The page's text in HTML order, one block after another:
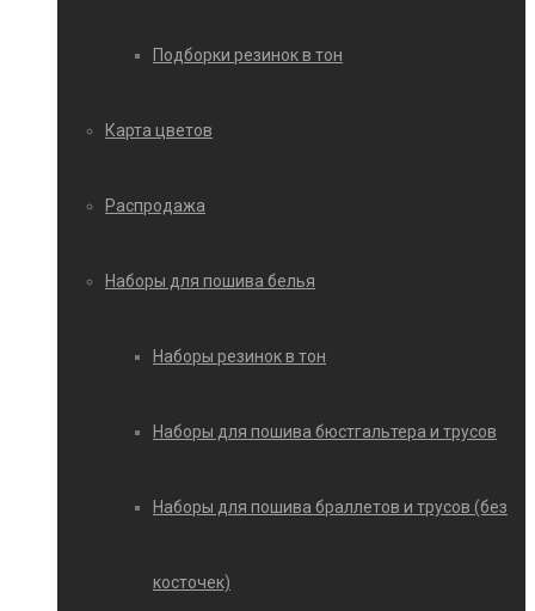
Подборки резинок в тон
Карта цветов
Распродажа
Наборы для пошива белья
Наборы резинок в тон
Наборы для пошива бюстгальтера и трусов
Наборы для пошива браллетов и трусов (без
косточек)